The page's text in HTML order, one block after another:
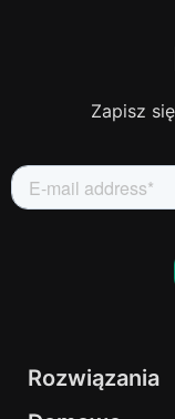
Zapisz
Rozwiązania